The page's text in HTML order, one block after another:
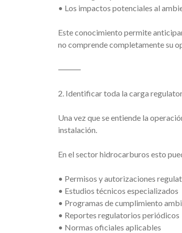
• Los impactos potenciales al
Este conocimiento permite
no comprende completamente su
⸻
2. Identificar toda la carga
Una vez que se entiende la
instalación.
En el sector hidrocarburos esto
• Permisos y autorizaciones
• Estudios técnicos especializados
• Programas de cumplimiento
• Reportes regulatorios periódicos
• Normas oficiales aplicables